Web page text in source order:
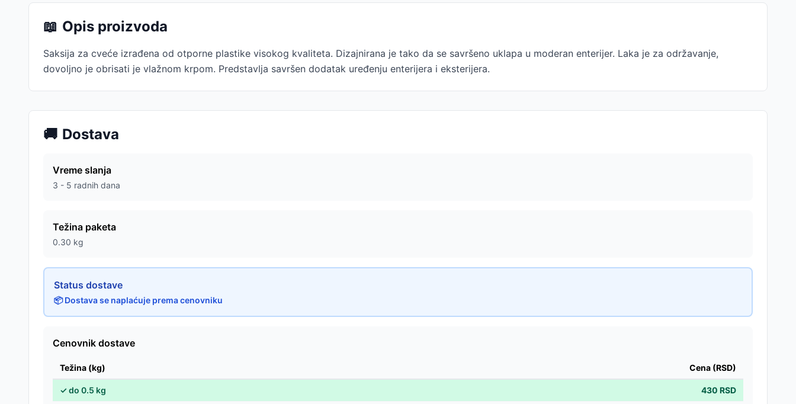
📖 Opis proizvoda
Saksija za cveće izrađena od otporne plastike visokog kvaliteta. Dizajnirana je tako da se savršeno uklapa u moderan enterijer. Laka je za održavanje,
dovoljno je obrisati je vlažnom krpom. Predstavlja savršen dodatak uređenju enterijera i eksterijera.
🚚 Dostava
Vreme slanja
3 - 5 radnih dana
Težina paketa
0.30 kg
Status dostave
📦 Dostava se naplaćuje prema cenovniku
Cenovnik dostave
Težina (kg) Cena (RSD)
✓do 0.5 kg 430 RSD